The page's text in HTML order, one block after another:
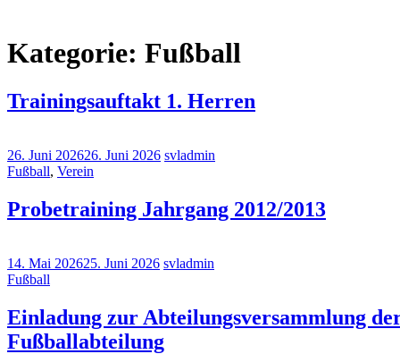
Kategorie: Fußball
Trainingsauftakt 1. Herren
26. Juni 202626. Juni 2026 svladmin
Fußball, Verein
Probetraining Jahrgang 2012/2013
14. Mai 202625. Juni 2026 svladmin
Fußball
Einladung zur Abteilungsversammlung
Fußballabteilung